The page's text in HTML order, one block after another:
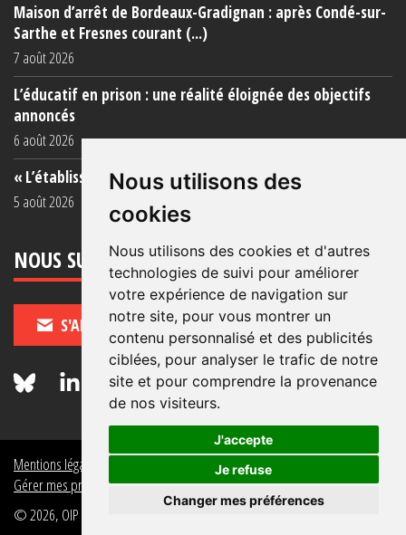
Nous utilisons des
cookies
Nous utilisons des cookies et d'autres
technologies de suivi pour améliorer
votre expérience de navigation sur
notre site, pour vous montrer un
contenu personnalisé et des publicités
ciblées, pour analyser le trafic de notre
site et pour comprendre la provenance
de nos visiteurs.
J'accepte
Je refuse
Changer mes préférences
Maison d’arrêt de Bordeaux-Gradignan : après Condé-sur-
Sarthe et Fresnes courant (...)
7 août 2026
L’éducatif en prison : une réalité éloignée des objectifs
annoncés
6 août 2026
« L’établissement est une porcherie totale »
5 août 2026
NOUS SUIVRE
S'ABONNER
Mentions légales
Politique de données personnelles
Gérer mes préférences de données personnelles
© 2026, OIP Section FR